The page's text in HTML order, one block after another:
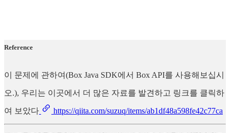
Reference
이 문제에 관하여(Box Java SDK에서 Box API를 사용해보십시
오.), 우리는 이곳에서 더 많은 자료를 발견하고 링크를 클릭하
여 보았다 https://qiita.com/suzuq/items/ab1df48a598fe42c77ca